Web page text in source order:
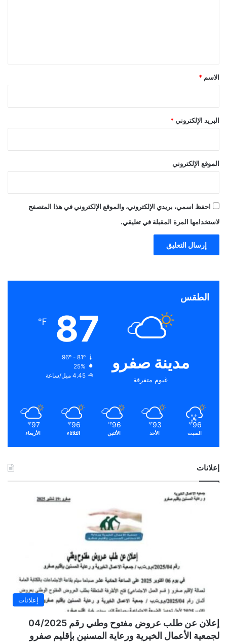
*
الاسم *
البريد الإلكتروني *
الموقع الإلكتروني
احفظ اسمي، بريدي الإلكتروني، والموقع الإلكتروني في هذا المتصفح
لاستخدامها المرة المقبلة في تعليقي.
الطقس
مدينة صفرو
غيوم متفرقة
87
℉
96º - 81º
25%
4.45 ميل/ساعة
96
℉
السبت
93
℉
الأحد
96
℉
الأثنين
96
℉
الثلاثاء
97
℉
الأربعاء
إعلانات
إعلانات
إعلان عن طلب عروض مفتوح وطني رقم 04/2025
لجمعية الأعمال الخيرية ورعاية المسنين بإقليم صفرو